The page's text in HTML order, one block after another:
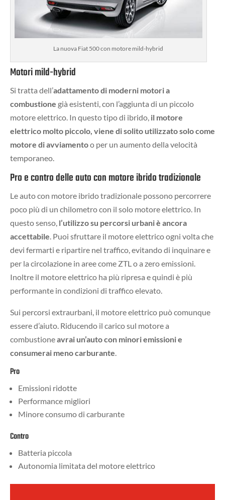
La nuova Fiat 500 con motore mild-hybrid
Motori mild-hybrid
Si tratta dell’adattamento di moderni motori a
combustione già esistenti, con l’aggiunta di un piccolo
motore elettrico. In questo tipo di ibrido, il motore
elettrico molto piccolo, viene di solito utilizzato solo come
motore di avviamentoo per un aumento della velocità
temporaneo.
Pro e contro delle auto con motore ibrido tradizionale
Le auto con motore ibrido tradizionale possono percorrere
poco più di un chilometro con il solo motore elettrico. In
questo senso, l’utilizzo su percorsi urbani è ancora
accettabile . Puoi sfruttare il motore elettrico ogni volta che
devi fermarti e ripartire nel traffico, evitando di inquinare e
per la circolazione in aree come ZTL o a zero emissioni.
Inoltre il motore elettrico ha più ripresa e quindi è più
performante in condizioni di traffico elevato.
Sui percorsi extraurbani, il motore elettrico può comunque
essere d’aiuto. Riducendo il carico sul motore a
combustioneavrai un’auto con minori emissioni e
consumerai meno carburante
Pro
Emissioni ridotte
Performance migliori
Minore consumo di carburante
Contro
Batteria piccola
Autonomia limitata del motore elettrico